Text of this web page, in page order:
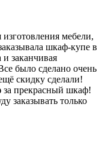
мебели,
шкаф-купе в
заканчивая
было сделано очень
скидку сделали!
за прекрасный шкаф!
заказывать только